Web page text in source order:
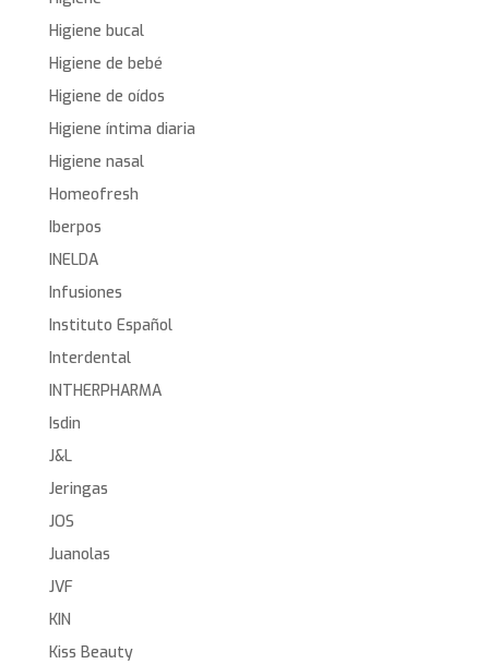
Higiene bucal
Higiene de bebé
Higiene de oídos
Higiene íntima diaria
Higiene nasal
Homeofresh
Iberpos
INELDA
Infusiones
Instituto Español
Interdental
INTHERPHARMA
Isdin
J&L
Jeringas
JOS
Juanolas
JVF
KIN
Kiss Beauty